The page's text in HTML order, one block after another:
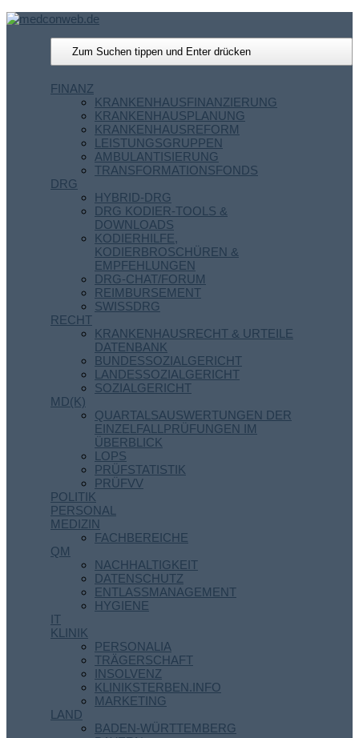
FINANZ
KRANKENHAUSFINANZIERUNG
KRANKENHAUSPLANUNG
KRANKENHAUSREFORM
LEISTUNGSGRUPPEN
AMBULANTISIERUNG
TRANSFORMATIONSFONDS
DRG
HYBRID-DRG
DRG KODIER-TOOLS &
DOWNLOADS
KODIERHILFE,
KODIERBROSCHÜREN &
EMPFEHLUNGEN
DRG-CHAT/FORUM
REIMBURSEMENT
SWISSDRG
RECHT
KRANKENHAUSRECHT & URTEILE
DATENBANK
BUNDESSOZIALGERICHT
LANDESSOZIALGERICHT
SOZIALGERICHT
MD(K)
QUARTALSAUSWERTUNGEN DER
EINZELFALLPRÜFUNGEN IM
ÜBERBLICK
LOPS
PRÜFSTATISTIK
PRÜFVV
POLITIK
PERSONAL
MEDIZIN
FACHBEREICHE
QM
NACHHALTIGKEIT
DATENSCHUTZ
ENTLASSMANAGEMENT
HYGIENE
IT
KLINIK
PERSONALIA
TRÄGERSCHAFT
INSOLVENZ
KLINIKSTERBEN.INFO
MARKETING
LAND
BADEN-WÜRTTEMBERG